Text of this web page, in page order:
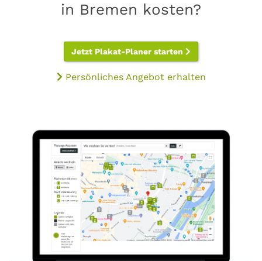
in Bremen kosten?
Jetzt Plakat-Planer starten
Persönliches Angebot erhalten